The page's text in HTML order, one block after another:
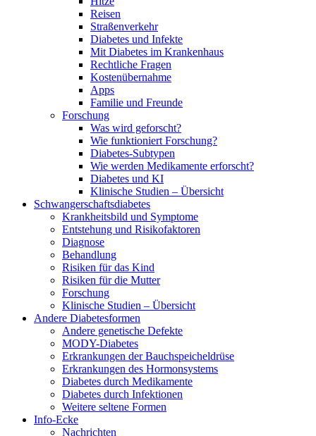
Reisen
Straßenverkehr
Diabetes und Infekte
Mit Diabetes im Krankenhaus
Rechtliche Fragen
Kostenübernahme
Apps
Familie und Freunde
Forschung
Was wird geforscht?
Wie funktioniert Forschung?
Diabetes-Subtypen
Wie werden Medikamente erforscht?
Diabetes und KI
Klinische Studien – Übersicht
Schwangerschaftsdiabetes
Krankheitsbild und Symptome
Entstehung und Risikofaktoren
Diagnose
Behandlung
Risiken für das Kind
Risiken für die Mutter
Forschung
Klinische Studien – Übersicht
Andere Diabetesformen
Andere genetische Defekte
MODY-Diabetes
Erkrankungen der Bauchspeicheldrüse
Erkrankungen des Hormonsystems
Diabetes durch Medikamente
Diabetes durch Infektionen
Weitere seltene Formen
Info-Ecke
Nachrichten